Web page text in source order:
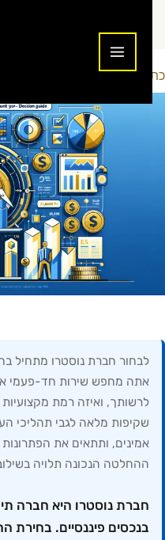
כתיבת תגובה
לבחור חברת נוסטרו מתחיל
אתה מחפש שירות חד-פעמי
לרשותך, ואיזה רמת
שקיפות מלאה לגבי תהליכי
אמינים, ותתאים את
ההחלטה הנכונה תלויה
חברת נוסטרו היא חברה
בנכסים פיננסיים.